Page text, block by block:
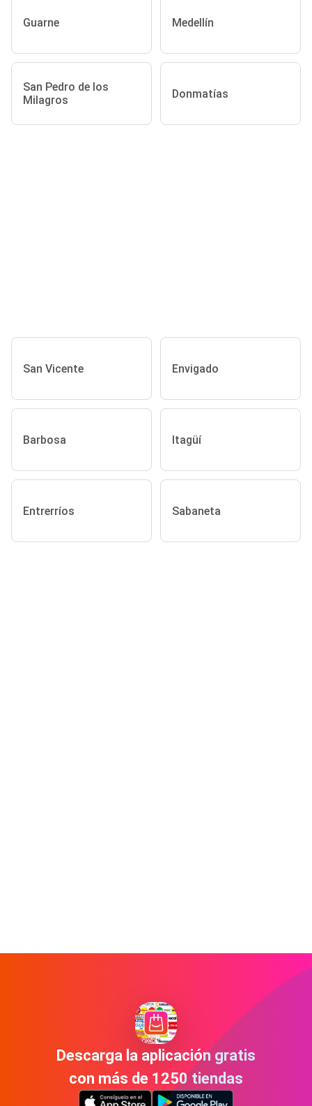
Guarne Medellín
San Pedro de los
Milagros
Donmatías
San Vicente Envigado
Barbosa Itagüí
Entrerríos Sabaneta
Descarga la aplicación gratis
con más de 1250 tiendas